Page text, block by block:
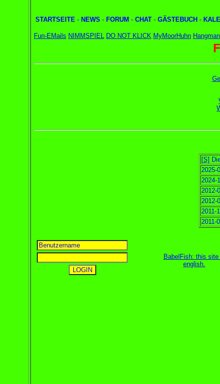
STARTSEITE - NEWS - FORUM - CHAT - GÄSTEBUCH -
Fun-EMails NIMMSPIEL DO NOT KLICK MyMoorHuhn Hangman
[S]
2025-
2024-
2012-
2012-
2011-
2011-
BabelFish: this site
english.